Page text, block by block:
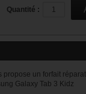
Quantité :
propose un forfait
Galaxy Tab 3 Kidz